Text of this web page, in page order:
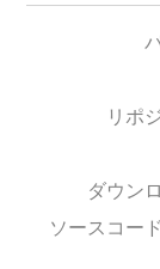
リポ
ダウン
ソースコー